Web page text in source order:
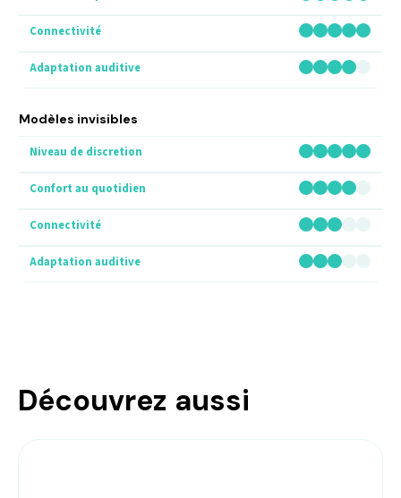
Modèles invisibles
Découvrez aussi